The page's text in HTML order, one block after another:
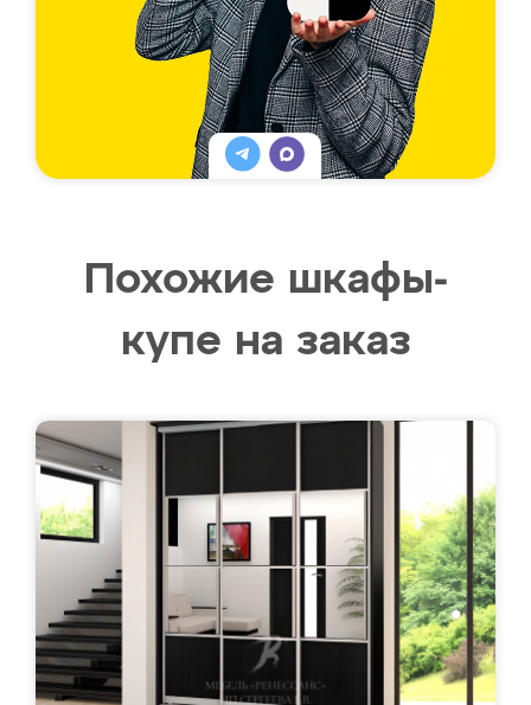
Похожие шкафы-
купе на заказ